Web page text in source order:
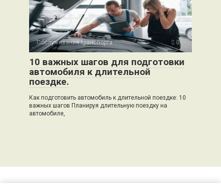
Обслуживание транспорта 0
10 важных шагов для подготовки
автомобиля к длительной
поездке.
Как подготовить автомобиль к длительной поездке: 10
важных шагов Планируя длительную поездку на
автомобиле,